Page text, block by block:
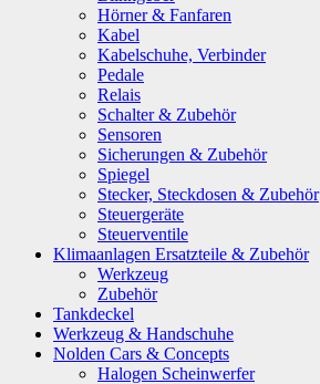
Hörner & Fanfaren
Kabel
Kabelschuhe, Verbinder
Pedale
Relais
Schalter & Zubehör
Sensoren
Sicherungen & Zubehör
Spiegel
Stecker, Steckdosen & Zubehör
Steuergeräte
Steuerventile
Klimaanlagen Ersatzteile & Zubehör
Werkzeug
Zubehör
Tankdeckel
Werkzeug & Handschuhe
Nolden Cars & Concepts
Halogen Scheinwerfer